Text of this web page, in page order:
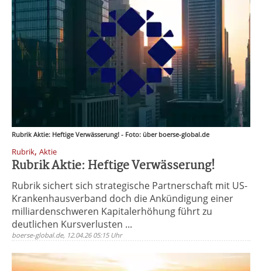
Rubrik Aktie: Heftige Verwässerung! - Foto: über boerse-global.de
Rubrik, Aktie
Rubrik Aktie: Heftige Verwässerung!
Rubrik sichert sich strategische Partnerschaft mit US-
Krankenhausverband doch die Ankündigung einer
milliardenschweren Kapitalerhöhung führt zu
deutlichen Kursverlusten ...
boerse-global.de, 12.04.26 05:15 Uhr